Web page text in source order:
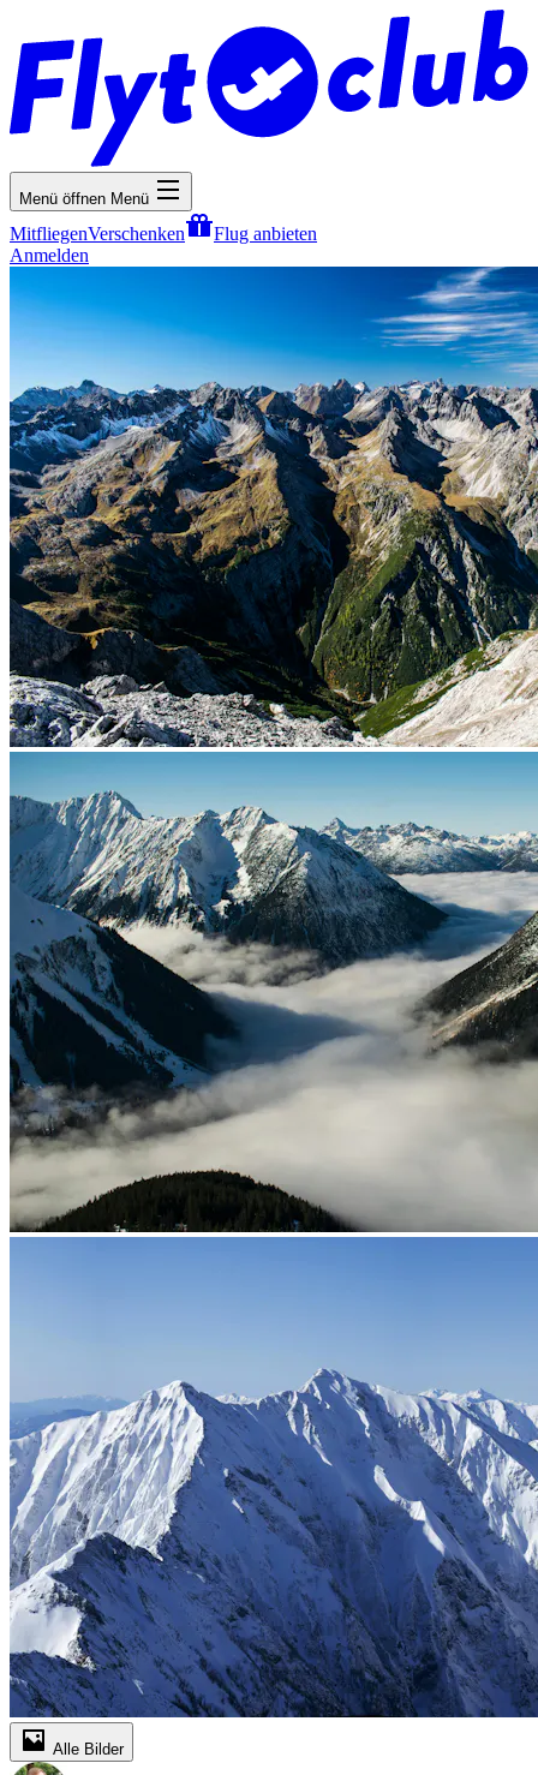
Menü öffnen Menü
MitfliegenVerschenken
Flug anbieten
Anmelden
Alle Bilder